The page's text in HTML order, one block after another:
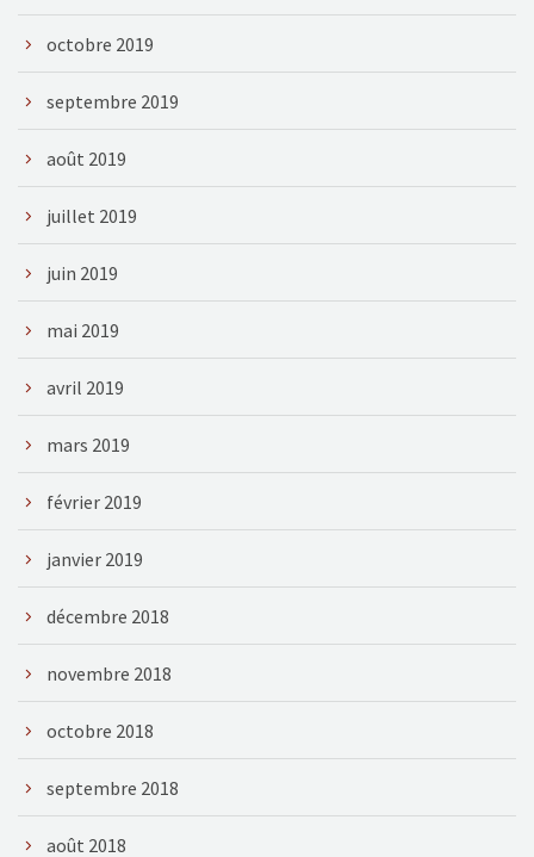
octobre 2019
septembre 2019
août 2019
juillet 2019
juin 2019
mai 2019
avril 2019
mars 2019
février 2019
janvier 2019
décembre 2018
novembre 2018
octobre 2018
septembre 2018
août 2018